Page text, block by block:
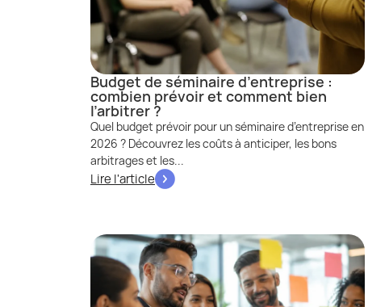
Budget de séminaire d’entreprise :
combien prévoir et comment bien
l’arbitrer ?
Quel budget prévoir pour un séminaire d’entreprise en
2026 ? Découvrez les coûts à anticiper, les bons
arbitrages et les...
Lire l'article